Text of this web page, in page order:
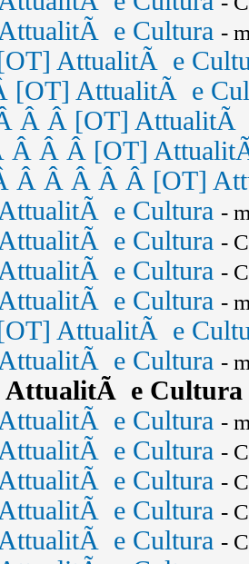
e Cultura -
AttualitÃ e
[OT] AttualitÃ e
Â Â [OT] AttualitÃ
Â Â Â [OT]
Â Â Â Â Â [OT]
e Cultura -
e Cultura -
e Cultura -
e Cultura -
AttualitÃ e
e Cultura -
AttualitÃ e Cultura
e Cultura -
e Cultura -
e Cultura -
e Cultura -
e Cultura -